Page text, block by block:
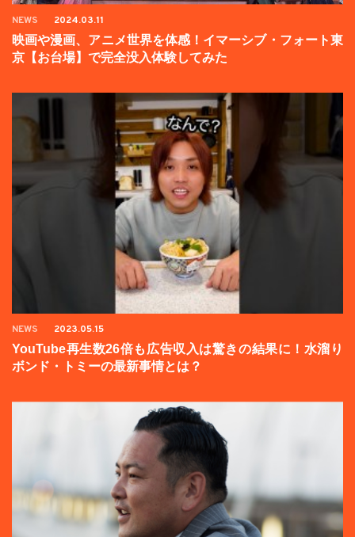
NEWS 2024.03.11
映画や漫画、アニメ世界を体感！イマーシブ・フォート東
京【お台場】で完全没入体験してみた
NEWS 2023.05.15
YouTube再生数26倍も広告収入は驚きの結果に！水溜り
ボンド・トミーの最新事情とは？